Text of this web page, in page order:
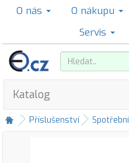
O nás O nákupu
Servis
Katalog
Příslušenství